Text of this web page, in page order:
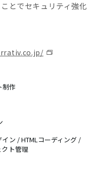
とでセキュリティ強化
制作
ン / HTMLコーディング /
クト管理